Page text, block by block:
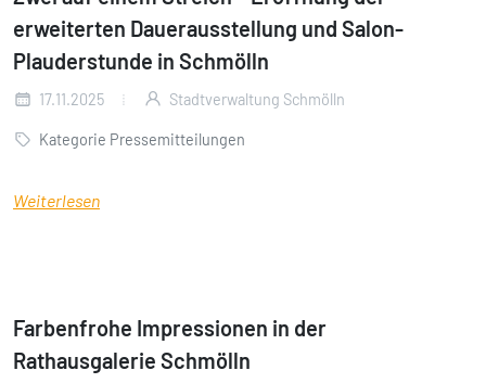
erweiterten Dauerausstellung und Salon-
Plauderstunde in Schmölln
17.11.2025 Stadtverwaltung Schmölln
Kategorie Pressemitteilungen
Weiterlesen
Farbenfrohe Impressionen in der
Rathausgalerie Schmölln